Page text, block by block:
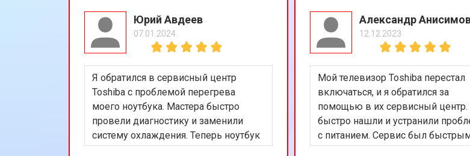
Замена трансформаторов подсветки от 80
Юрий Авдеев
07.01.2024
Я обратился в сервисный центр
Toshiba с проблемой перегрева
моего ноутбука. Мастера быстро
провели диагностику и заменили
систему охлаждения. Теперь ноутбук
работает безупречно. Очень доволен
Александр
12.12.2023
Мой телевизор Toshiba перестал
включаться, и я обратился за
помощью в их сервисный центр.
быстро нашли и устранили
с питанием. Сервис был
эффективным, а цены вполне